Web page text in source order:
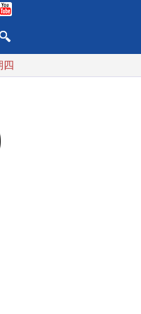
光 總統賴清德親登雲豹前進
四